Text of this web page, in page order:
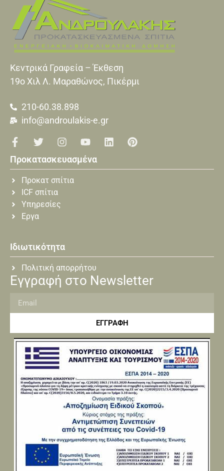
Κεντρικά Γραφεία – Έκθεση
19o Xιλ Λ. Μαραθώνος, Πικέρμι
210-60.38.898
info@androulakis-e.gr
Προκατασκευασμένα
Προκατ σπίτια
ICF σπίτια
Υπηρεσίες
Εργα
Ιδιωτικότητα
Πολιτική απορρήτου
Εγγραφή στο Newsletter
ΕΓΓΡΑΦΗ